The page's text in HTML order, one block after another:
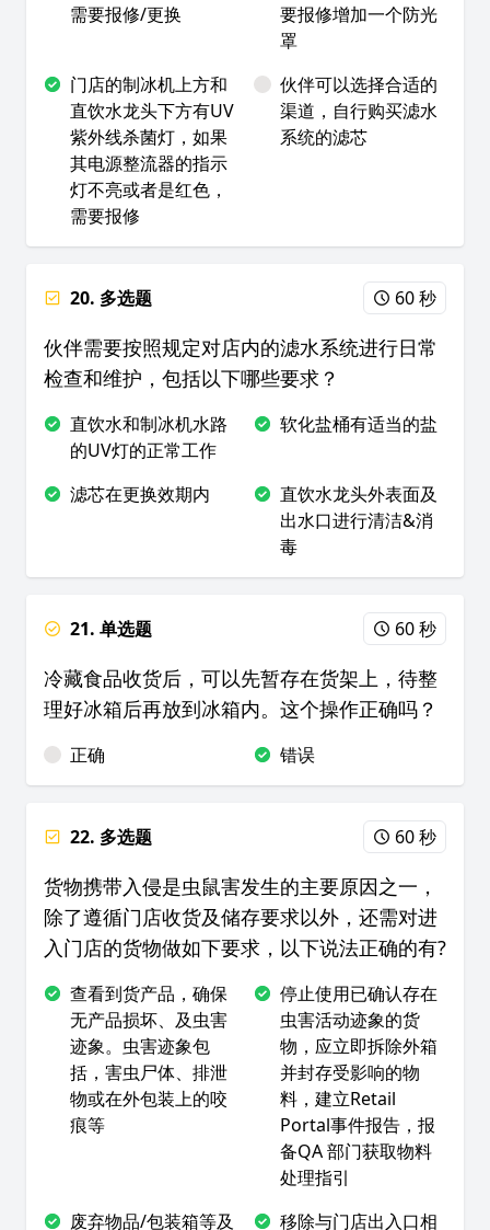
需要报修/更换
要报修增加一个防光
罩
门店的制冰机上方和
直饮水龙头下方有UV
紫外线杀菌灯，如果
其电源整流器的指示
灯不亮或者是红色，
需要报修
伙伴可以选择合适的
渠道，自行购买滤水
系统的滤芯
20. 多选题 60 秒
伙伴需要按照规定对店内的滤水系统进行日常
检查和维护，包括以下哪些要求？
直饮水和制冰机水路
的UV灯的正常工作
软化盐桶有适当的盐
滤芯在更换效期内
直饮水龙头外表面及
出水口进行清洁&消
毒
21. 单选题 60 秒
冷藏食品收货后，可以先暂存在货架上，待整
理好冰箱后再放到冰箱内。这个操作正确吗？
正确 错误
22. 多选题 60 秒
货物携带入侵是虫鼠害发生的主要原因之一，
除了遵循门店收货及储存要求以外，还需对进
入门店的货物做如下要求，以下说法正确的有?
查看到货产品，确保
无产品损坏、及虫害
迹象。虫害迹象包
括，害虫尸体、排泄
物或在外包装上的咬
痕等
停止使用已确认存在
虫害活动迹象的货
物，应立即拆除外箱
并封存受影响的物
料，建立Retail
Portal事件报告，报
备QA 部门获取物料
处理指引
废弃物品/包装箱等及
移除与门店出入口相